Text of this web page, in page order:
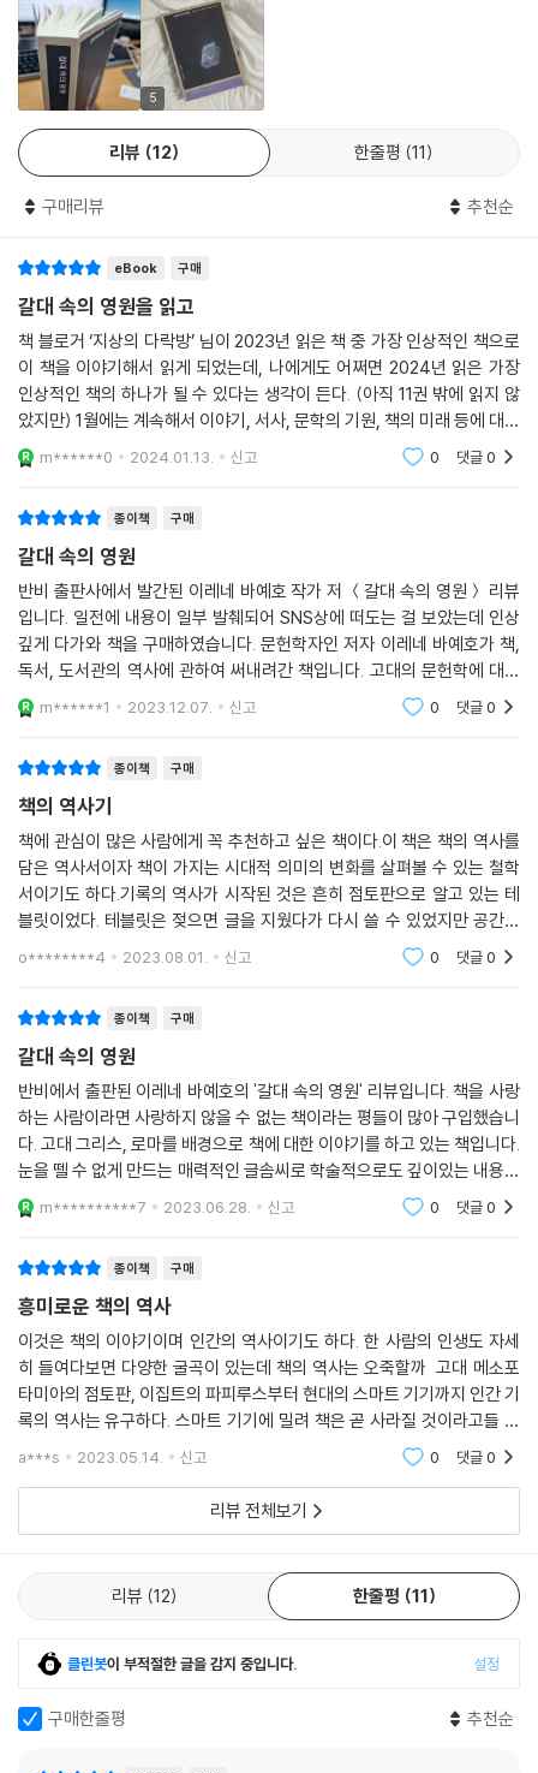
의 아버지이자 최초로 분류법을 고안한 칼리마코스, ‘시민’에서 배제되었
지만 말과 지식을 엮어낸 여성들 사포와 클레오불리나, 서점 장사를 통해
혁명 자금을 댄 마오쩌둥, 금서를 은밀히 필사해 보존한 이교도들 등, 고대
세계로부터 현대에 이르기까지 무수한 신화적 인물과 이름 없는 평범한 사
람들이 등장하는 이 책은 그야말로 한 편의 장대한 서사시다. 그리고 이 서
사시에 담긴 모험은 그 어느 영웅의 일대기보다 다채롭고 짜릿한 독서 경
그리고 그것을 지켜낸 사람들의 이야기
『갈대 속의 영원』은 무엇보다도 현재에 이르기까지 책을 고안하고 지켜낸
사람들에 관한 이야기다. 책은 지금껏 무수한 파괴에 맞서며 자리를 지켜
왔다. 화재로부터, 홍수로부터, 분서갱유로부터, 검열로부터. 러시아의 시
인 안나 아흐마토바의 열한 명의 친구들은 작가에게 생길지 모르는 불행에
대비해 작가가 쓰고 있던 『레퀴엠』을 모두 암기해뒀다. 그리스어 텍스트는
아프가니스탄과 이란에서까지 발견되며 교육과 문화의 기회가 전파되었
음을 증명했다. 바예호는 이들이 지식과 사상과 이야기를 지켜냄으로써 우
리가 다른 세상을 꿈꿀 수 있게 해주었음을, 정신적 영토의 경계를 확장해
주었음을, 낯선 시대와 지역의 사람들을 하나의 공동체로 만들어주었음을
밝혀낸다.
유튜브와 넷플릭스의 시대, 책이 그 어느 때보다 큰 위협에 처했다는 불안
의 목소리가 끊이지 않는다. 그러나 이레네 바예호는 “책은 숟가락, 망치,
바퀴, 가위와 같은 범주에 속한다. 한번 창조된 이후로 그보다 나은 게 등장
의 발로가 아니다. 인류의 역사 속에서 책이 견뎌온 시간과 여정은 그 자체
로 바예호의 단언을 설득력 있게 뒷받침한다.
이 책은 말을 타고 달리며 책을 찾아 나선 왕의 사냥꾼들로 시작해, 말등에
책을 잔뜩 싣고 험준한 애팔래치아산맥을 누비는 여성들로 끝맺는다. 이
여성들은 왜 책을 짊어지고 깊은 산속으로 향했을까? 그 책들은 누구를 위
소 이들의 이야기가 어떻게 기원전 3세기 고대인들의 야심과 연결되는지
항과 꿈을 가능케 한 최고의 발명품에 바치는 찬가이며, 책 속에서 연결되
는 경험을 해본 모든 독자들을 위한 사랑스러운 선물이다.
우리를 누그러뜨리고, 길들이고, 독서의 리듬을 타게 하고, 신경을 안정시
키는 책. 우리에게는 그런 책이 필요하지만 쉬운 일은 아니다. 그런데 최근
에 그런 책을 만났다. 바로 『갈대 속의 영원』이었다.
- [엘 파이스]
서사의 즐거움을 확고히 선사하는 매력적인 작품이다.
- [엘 쿨투랄]
천재적이고 보편적이며 독보적이다.
- [뉴욕타임스]
5
리뷰 12 한줄평 11
구매리뷰 추천순
eBook 구매
갈대 속의 영원을 읽고
책 블로거 ‘지상의 다락방’ 님이 2023년 읽은 책 중 가장 인상적인 책으로
이 책을 이야기해서 읽게 되었는데, 나에게도 어쩌면 2024년 읽은 가장
인상적인 책의 하나가 될 수 있다는 생각이 든다. (아직 11권 밖에 읽지 않
았지만) 1월에는 계속해서 이야기, 서사, 문학의 기원, 책의 미래 등에 대한
주제로 책을 읽고 있는데 이 책은 그중에서도 압권이다. 그리스와 로마를
배경으로
m******0 2024.01.13. 신고 0 댓글0
종이책 구매
갈대 속의 영원
반비 출판사에서 발간된 이레네 바예호 작가 저 ＜갈대 속의 영원＞ 리뷰
입니다. 일전에 내용이 일부 발췌되어 SNS상에 떠도는 걸 보았는데 인상
깊게 다가와 책을 구매하였습니다. 문헌학자인 저자 이레네 바예호가 책,
독서, 도서관의 역사에 관하여 써내려간 책입니다. 고대의 문헌학에 대한
서술을 따라가고 있노라면 실제로 시간을 여행해 과거 사람들과 함께 걷는
듯한 생생함이 느
m******1 2023.12.07. 신고 0 댓글0
종이책 구매
책의 역사기
책에 관심이 많은 사람에게 꼭 추천하고 싶은 책이다.이 책은 책의 역사를
담은 역사서이자 책이 가지는 시대적 의미의 변화를 살펴볼 수 있는 철학
서이기도 하다.기록의 역사가 시작된 것은 흔히 점토판으로 알고 있는 테
블릿이었다. 테블릿은 젖으면 글을 지웠다가 다시 쓸 수 있었지만 공간의
한계가 존재했다면 종이의 역사가 시작되면서 한계는 극복된다. 동시에 한
o********4 2023.08.01. 신고 0 댓글0
종이책 구매
갈대 속의 영원
반비에서 출판된 이레네 바예호의 '갈대 속의 영원' 리뷰입니다. 책을 사랑
하는 사람이라면 사랑하지 않을 수 없는 책이라는 평들이 많아 구입했습니
다. 고대 그리스, 로마를 배경으로 책에 대한 이야기를 하고 있는 책입니다.
눈을 뗄 수 없게 만드는 매력적인 글솜씨로 학술적으로도 깊이있는 내용을
흥미진진하게 풀어내고 있어 매우 즐겁게 읽었습니다. 추천합니다.
m**********7 2023.06.28. 신고 0 댓글0
종이책 구매
흥미로운 책의 역사
이것은 책의 이야기이며 인간의 역사이기도 하다. 한 사람의 인생도 자세
히 들여다보면 다양한 굴곡이 있는데 책의 역사는 오죽할까 고대 메소포
타미아의 점토판, 이집트의 파피루스부터 현대의 스마트 기기까지 인간 기
록의 역사는 유구하다. 스마트 기기에 밀려 책은 곧 사라질 것이라고들 예
상한다. 그러나 굳이 LP판을 찾아 구매하는 사람이 있듯이 나처럼 종이책
a***s 2023.05.14. 신고 0 댓글0
리뷰 전체보기
리뷰 12 한줄평 11
클린봇이 부적절한 글을 감지 중입니다. 설정
구매한줄평 추천순